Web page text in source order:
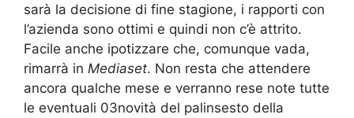
sarà la decisione di fine stagione, i rapporti con
l’azienda sono ottimi e quindi non c’è attrito.
Facile anche ipotizzare che, comunque vada,
rimarrà in Mediaset. Non resta che attendere
ancora qualche mese e verranno rese note tutte
le eventuali 03novità del palinsesto della